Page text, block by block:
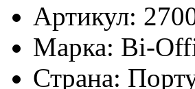
Артикул:
Марка: Bi-
Страна: